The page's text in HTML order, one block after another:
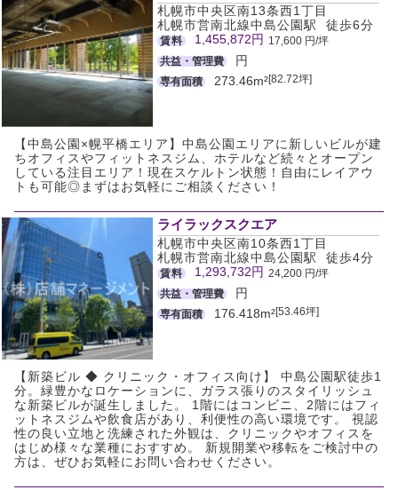
札幌市中央区南13条西1丁目
札幌市営南北線中島公園駅 徒歩6分
賃料 1,455,872円 17,600 円/坪
共益・管理費
円
専有面積 273.46m²[82.72坪]
【中島公園×幌平橋エリア】中島公園エリアに新しいビルが建
ちオフィスやフィットネスジム、ホテルなど続々とオープン
している注目エリア！現在スケルトン状態！自由にレイアウ
トも可能◎まずはお気軽にご相談ください！
ライラックスクエア
札幌市中央区南10条西1丁目
札幌市営南北線中島公園駅 徒歩4分
賃料 1,293,732円 24,200 円/坪
共益・管理費
円
専有面積 176.418m²[53.46坪]
【新築ビル ◆ クリニック・オフィス向け】 中島公園駅徒歩1
分。緑豊かなロケーションに、ガラス張りのスタイリッシュ
な新築ビルが誕生しました。 1階にはコンビニ、2階にはフィ
ットネスジムや飲食店があり、利便性の高い環境です。 視認
性の良い立地と洗練された外観は、クリニックやオフィスを
はじめ様々な業種におすすめ。 新規開業や移転をご検討中の
方は、ぜひお気軽にお問い合わせください。